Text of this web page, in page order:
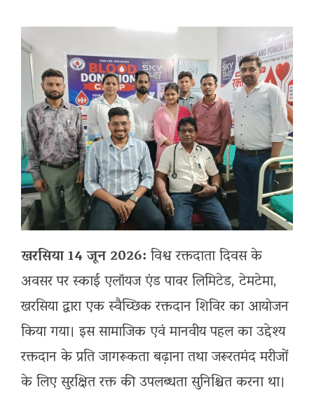
खरसिया 14 जून 2026:विश्व रक्तदाता दिवस के
अवसर पर स्काई एलॉयज एंड पावर लिमिटेड, टेमटेमा,
खरसिया द्वारा एक स्वैच्छिक रक्तदान शिविर का आयोजन
किया गया। इस सामाजिक एवं मानवीय पहल का उद्देश्य
रक्तदान के प्रति जागरूकता बढ़ाना तथा जरूरतमंद मरीजों
के लिए सुरक्षित रक्त की उपलब्धता सुनिश्चित करना था।